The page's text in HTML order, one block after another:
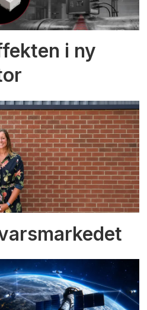
i ny